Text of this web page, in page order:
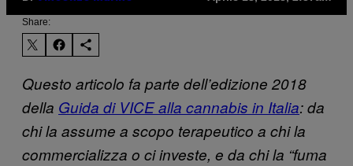
Share:
Questo articolo fa parte dell’edizione 2018
della Guida di VICE alla cannabis in Italia: da
chi la assume a scopo terapeutico a chi la
commercializza o ci investe, e da chi la “fuma